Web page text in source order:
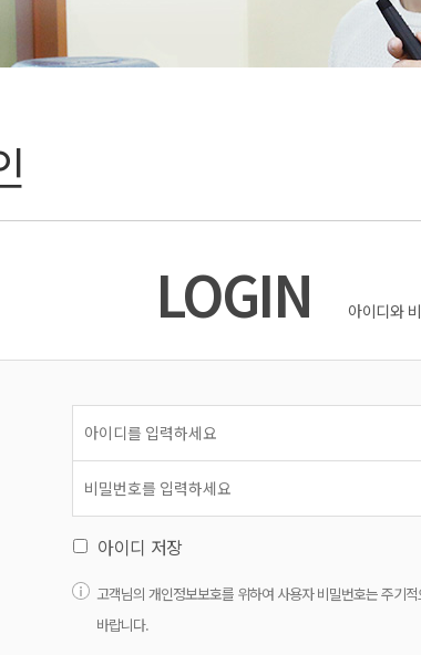
LOGIN 아이디와
아이디 저장
고객님의 개인정보보호를 위하여 사용자 비밀번호는 주기
바랍니다.